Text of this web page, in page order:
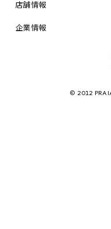
店舗情報
企業情報
© 2012